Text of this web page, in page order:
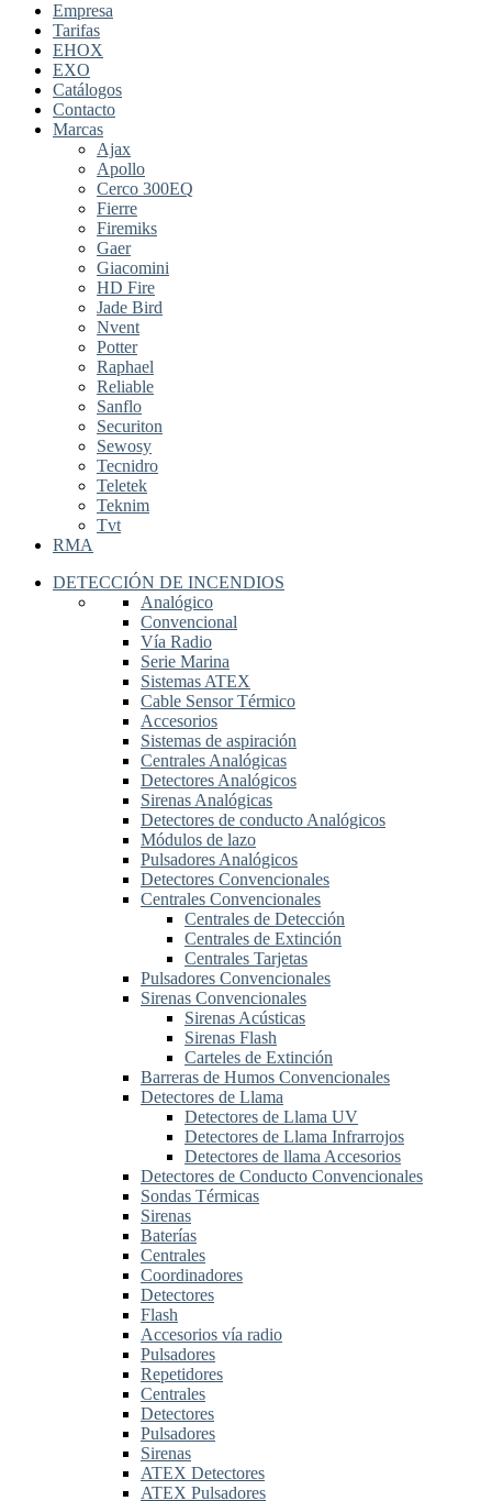
Empresa
Tarifas
EHOX
EXO
Catálogos
Contacto
Marcas
Ajax
Apollo
Cerco 300EQ
Fierre
Firemiks
Gaer
Giacomini
HD Fire
Jade Bird
Nvent
Potter
Raphael
Reliable
Sanflo
Securiton
Sewosy
Tecnidro
Teletek
Teknim
Tvt
RMA
DETECCIÓN DE INCENDIOS
Analógico
Convencional
Vía Radio
Serie Marina
Sistemas ATEX
Cable Sensor Térmico
Accesorios
Sistemas de aspiración
Centrales Analógicas
Detectores Analógicos
Sirenas Analógicas
Detectores de conducto Analógicos
Módulos de lazo
Pulsadores Analógicos
Detectores Convencionales
Centrales Convencionales
Centrales de Detección
Centrales de Extinción
Centrales Tarjetas
Pulsadores Convencionales
Sirenas Convencionales
Sirenas Acústicas
Sirenas Flash
Carteles de Extinción
Barreras de Humos Convencionales
Detectores de Llama
Detectores de Llama UV
Detectores de Llama Infrarrojos
Detectores de llama Accesorios
Detectores de Conducto Convencionales
Sondas Térmicas
Sirenas
Baterías
Centrales
Coordinadores
Detectores
Flash
Accesorios vía radio
Pulsadores
Repetidores
Centrales
Detectores
Pulsadores
Sirenas
ATEX Detectores
ATEX Pulsadores